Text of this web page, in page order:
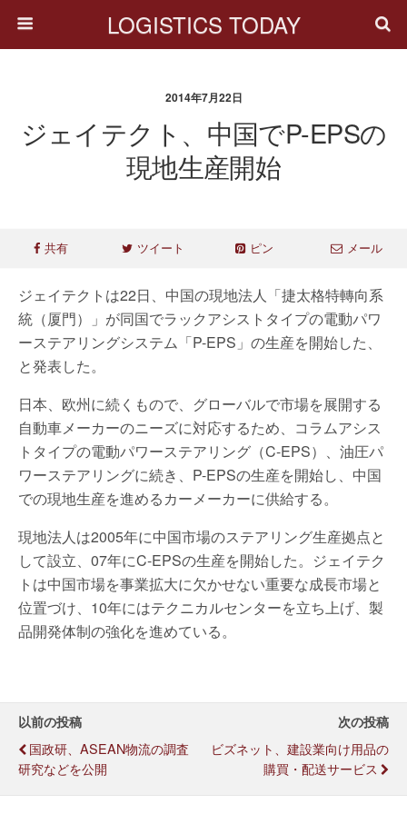
LOGISTICS TODAY
2014年7月22日
ジェイテクト、中国でP-EPSの
現地生産開始
共有 ツイート ピン メール
ジェイテクトは22日、中国の現地法人「捷太格特轉向系
統（厦門）」が同国でラックアシストタイプの電動パワ
ーステアリングシステム「P-EPS」の生産を開始した、
と発表した。
日本、欧州に続くもので、グローバルで市場を展開する
自動車メーカーのニーズに対応するため、コラムアシス
トタイプの電動パワーステアリング（C-EPS）、油圧パ
ワーステアリングに続き、P-EPSの生産を開始し、中国
での現地生産を進めるカーメーカーに供給する。
現地法人は2005年に中国市場のステアリング生産拠点と
して設立、07年にC-EPSの生産を開始した。ジェイテク
トは中国市場を事業拡大に欠かせない重要な成長市場と
位置づけ、10年にはテクニカルセンターを立ち上げ、製
品開発体制の強化を進めている。
以前の投稿
国政研、ASEAN物流の調査
研究などを公開
次の投稿
ビズネット、建設業向け用品の
購買・配送サービス